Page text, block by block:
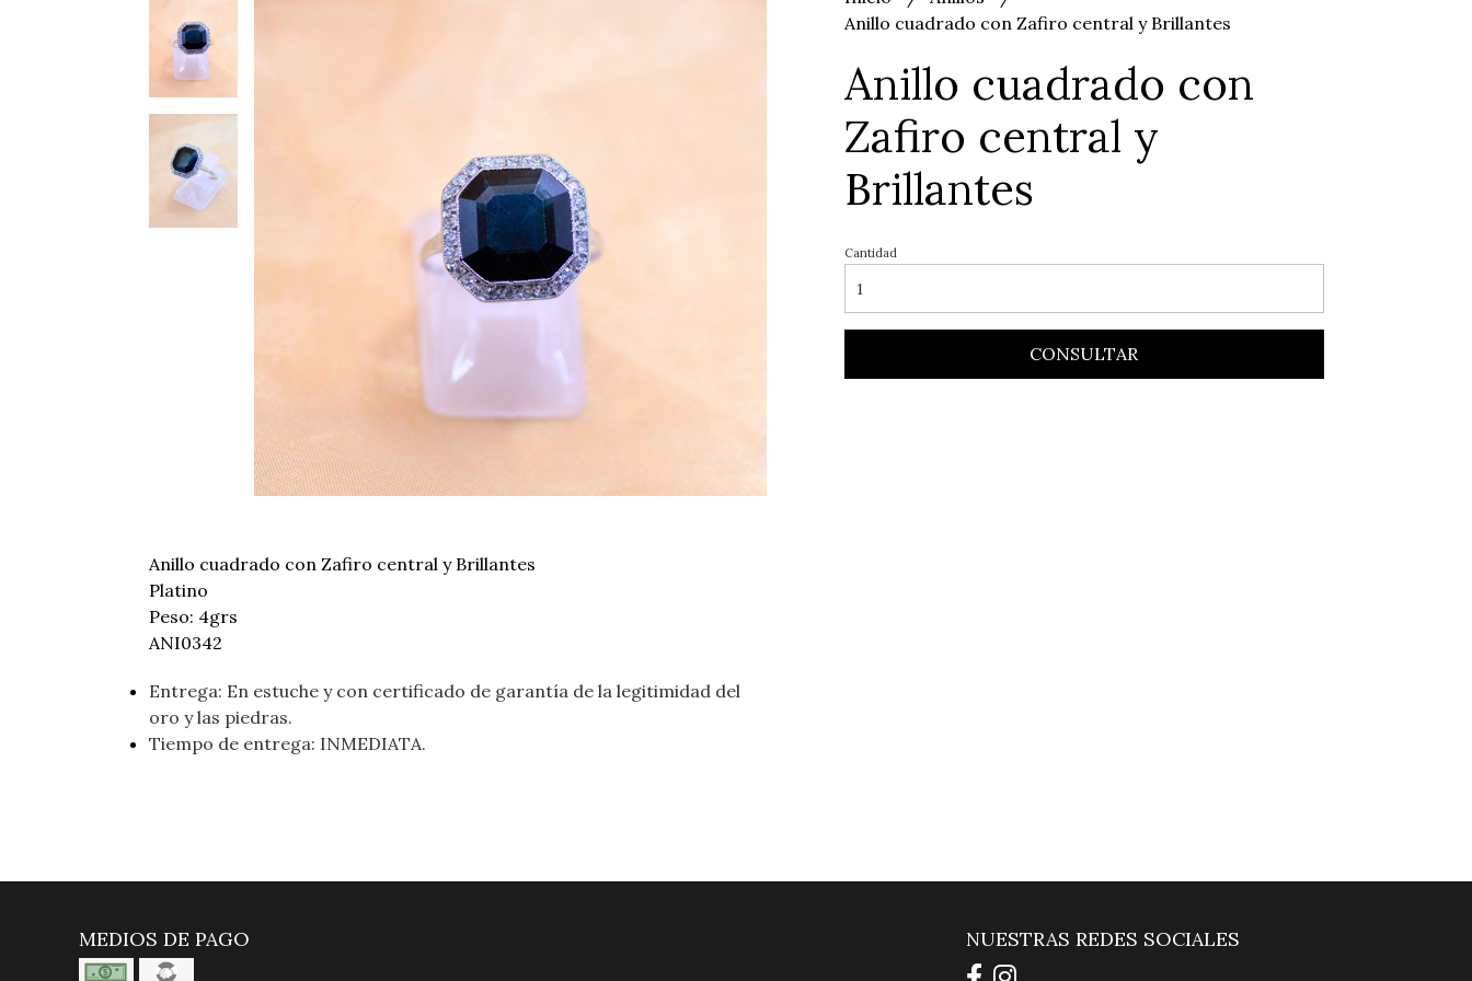
Anillo cuadrado con Zafiro central y Brillantes
Platino
Peso: 4grs
ANI0342
Entrega: En estuche y con certificado de garantía de la legitimidad del
oro y las piedras.
Tiempo de entrega: INMEDIATA.
Anillo cuadrado con Zafiro central y Brillantes
Anillo cuadrado con
Zafiro central y
Brillantes
Cantidad
CONSULTAR
MEDIOS DE PAGO NUESTRAS REDES SOCIALES